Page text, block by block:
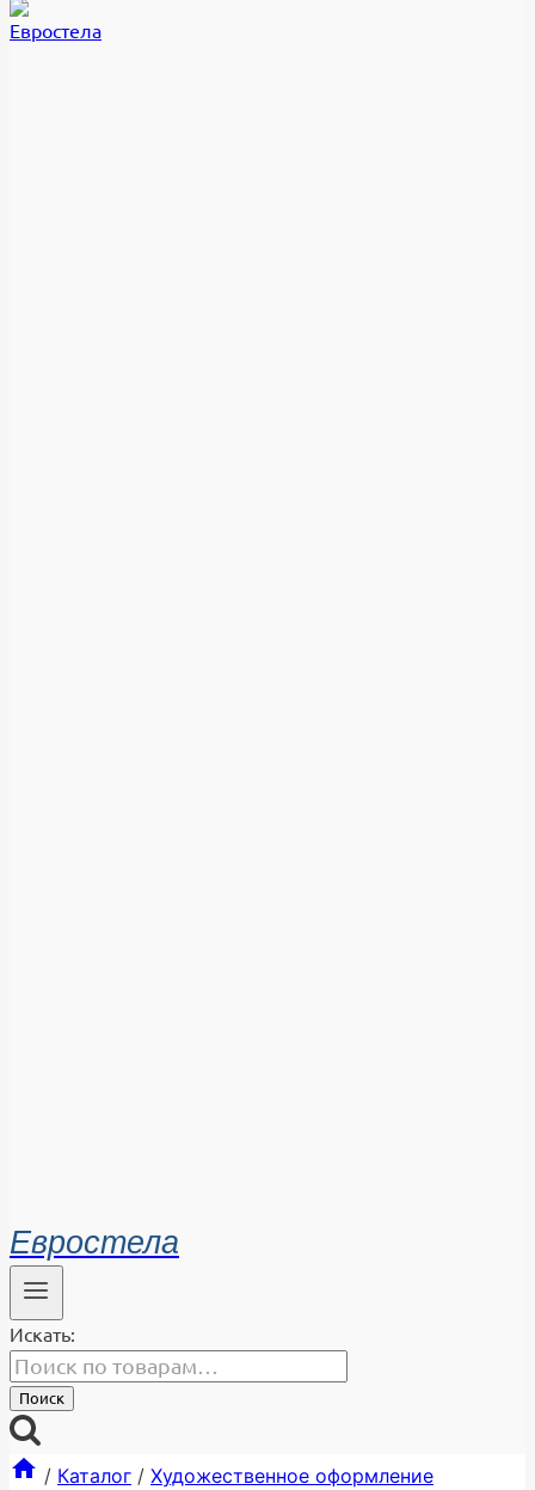
Евростела
Искать:
Поиск
/ Каталог / Художественное оформление